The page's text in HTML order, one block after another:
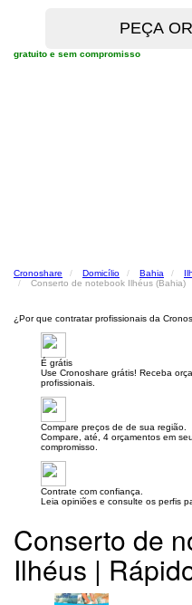
gratuito e sem compromisso
Cronoshare Domicílio Bahia
Conserto de notebook Ilhéus (Bahia)
¿Por que contratar profissionais da
É grátis
Use Cronoshare grátis! Receba
profissionais.
Compare preços de de sua região.
Compare, até, 4 orçamentos em
compromisso.
Contrate com confiança.
Leia opiniões e consulte os perfis
Conserto de
Ilhéus |